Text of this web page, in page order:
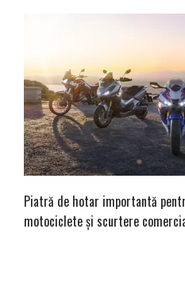
Piatră de hotar importantă
motociclete și scurtere